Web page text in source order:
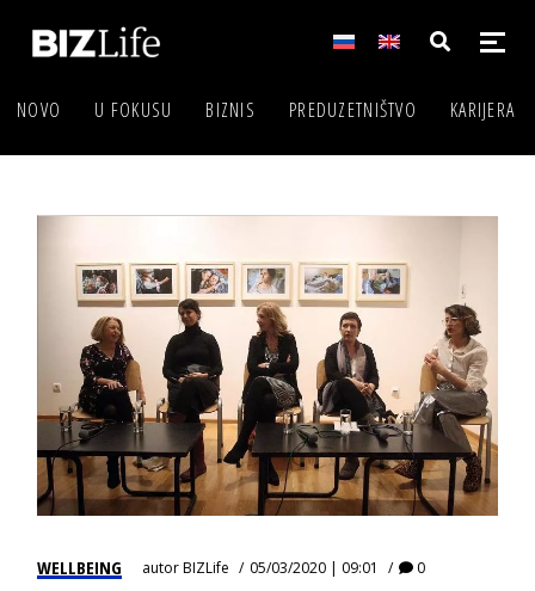
NOVO U FOKUSU BIZNIS PREDUZETNIŠTVO KARIJERA
WELLBEING autorBIZLife 05/03/2020 | 09:01 0